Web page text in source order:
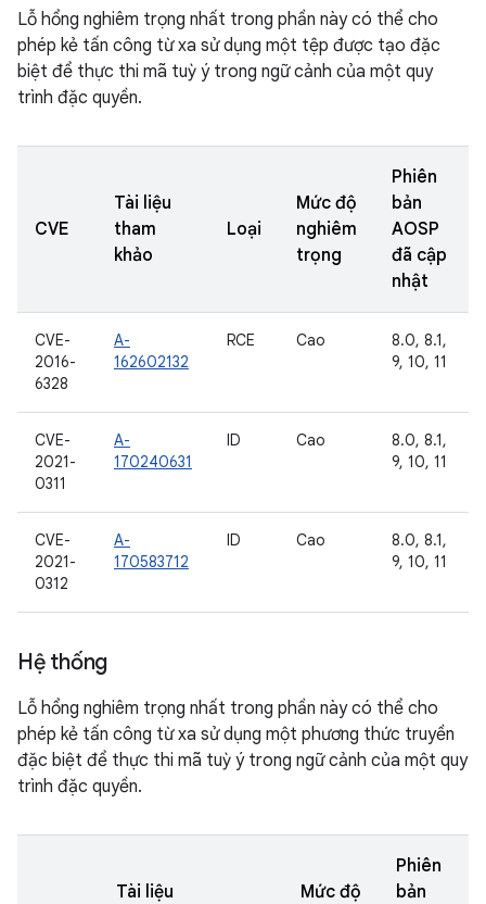
Lỗ hổng nghiêm trọng nhất trong phần này có thể cho
phép kẻ tấn công từ xa sử dụng một tệp được tạo đặc
biệt để thực thi mã tuỳ ý trong ngữ cảnh của một quy
trình đặc quyền.
CVE
Tài liệu
tham
khảo
Loại
Mức độ
nghiêm
trọng
Phiên
bản
AOSP
đã cập
nhật
CVE-
2016-
6328
A-
162602132
RCE Cao
8.0, 8.1,
9, 10, 11
CVE-
2021-
0311
A-
170240631
ID Cao
8.0, 8.1,
9, 10, 11
CVE-
2021-
0312
A-
170583712
ID Cao
8.0, 8.1,
9, 10, 11
Hệ thống
Lỗ hổng nghiêm trọng nhất trong phần này có thể cho
phép kẻ tấn công từ xa sử dụng một phương thức truyền
đặc biệt để thực thi mã tuỳ ý trong ngữ cảnh của một quy
trình đặc quyền.
Tài liệu
Mức độ
Phiên
bản